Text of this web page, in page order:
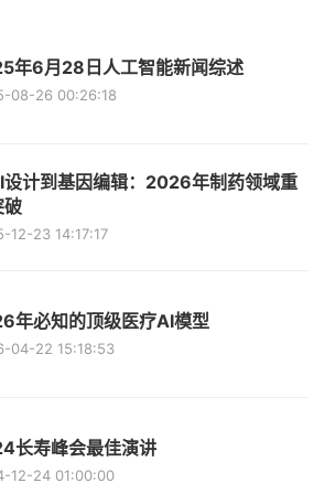
年6月28日人工智能新闻综述
08-26 00:26:18
设计到基因编辑：2026年制药领域重
破
12-23 14:17:17
年必知的顶级医疗AI模型
04-22 15:18:53
长寿峰会最佳演讲
12-24 01:00:00